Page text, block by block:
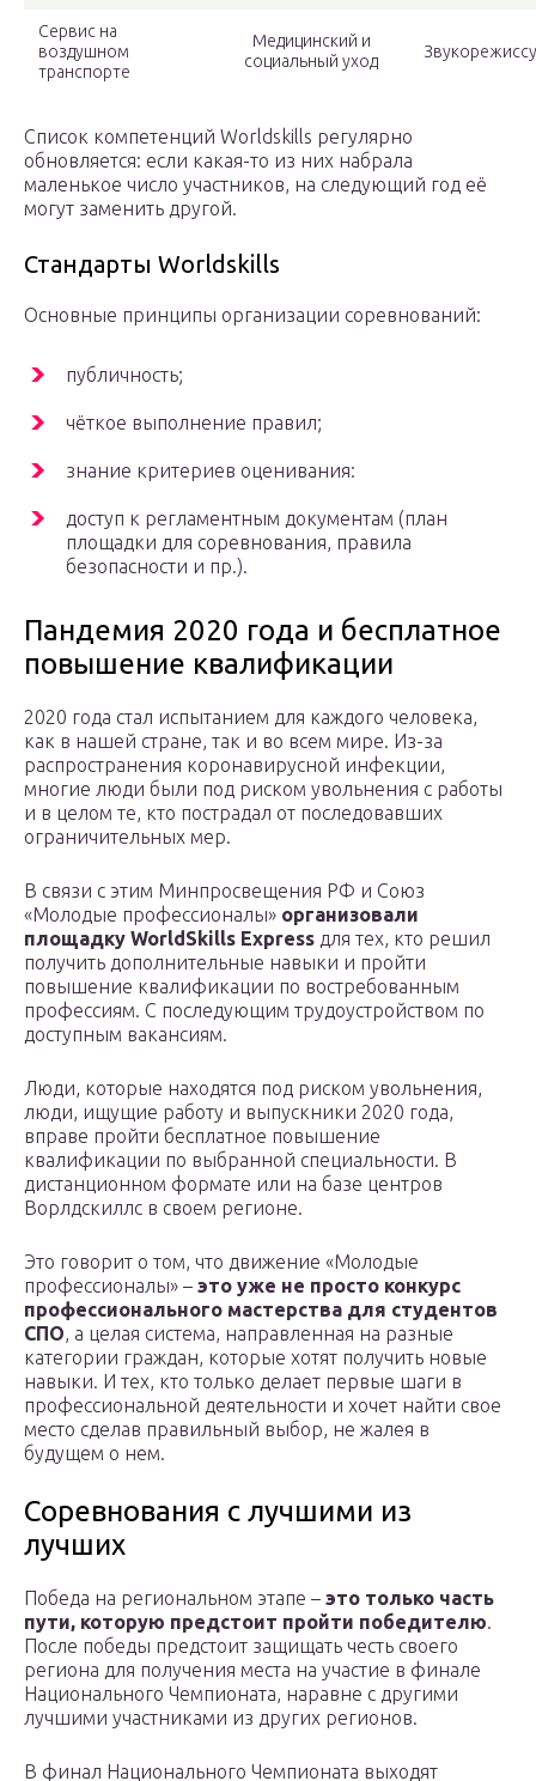
Сервис на
воздушном
транспорте
Медицинский и
социальный уход
Список компетенций Worldskills регулярно
обновляется: если какая-то из них набрала
маленькое число участников, на следующий год её
могут заменить другой.
Стандарты Worldskills
Основные принципы организации соревнований:
публичность;
чёткое выполнение правил;
знание критериев оценивания:
доступ к регламентным документам (план
площадки для соревнования, правила
безопасности и пр.).
Пандемия 2020 года и бесплатное
повышение квалификации
2020 года стал испытанием для каждого человека,
как в нашей стране, так и во всем мире. Из-за
распространения коронавирусной инфекции,
многие люди были под риском увольнения с работы
и в целом те, кто пострадал от последовавших
ограничительных мер.
В связи с этим Минпросвещения РФ и Союз
«Молодые профессионалы» организовали
площадку WorldSkills Express для тех, кто решил
получить дополнительные навыки и пройти
повышение квалификации по востребованным
профессиям. С последующим трудоустройством по
доступным вакансиям.
Люди, которые находятся под риском увольнения,
люди, ищущие работу и выпускники 2020 года,
вправе пройти бесплатное повышение
квалификации по выбранной специальности. В
дистанционном формате или на базе центров
Ворлдскиллс в своем регионе.
Это говорит о том, что движение «Молодые
профессионалы» – это уже не просто конкурс
профессионального мастерства для студентов
СПО, а целая система, направленная на разные
категории граждан, которые хотят получить новые
навыки. И тех, кто только делает первые шаги в
профессиональной деятельности и хочет найти свое
место сделав правильный выбор, не жалея в
будущем о нем.
Соревнования с лучшими из
лучших
Победа на региональном этапе – это только часть
пути, которую предстоит пройти победителю.
После победы предстоит защищать честь своего
региона для получения места на участие в финале
Национального Чемпионата, наравне с другими
лучшими участниками из других регионов.
В финал Национального Чемпионата выходят